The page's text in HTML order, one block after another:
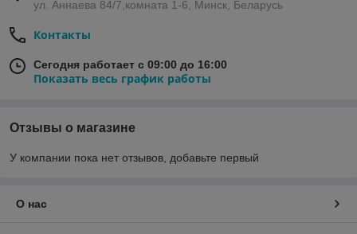
ул. Аннаева 84/7,комната 1-6, Минск, Беларусь
Контакты
Сегодня работает с 09:00 до 16:00
Показать весь график работы
Отзывы о магазине
У компании пока нет отзывов, добавьте первый
О нас